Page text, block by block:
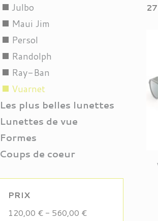
Julbo
stop
Maui Jim
stop
Persol
stop
Randolph
stop
Ray-Ban
stop
Vuarnet
stop
Les plus belles lunettes
Lunettes de vue
Formes
Coups de coeur
PRIX
120,00 € - 560,00 €